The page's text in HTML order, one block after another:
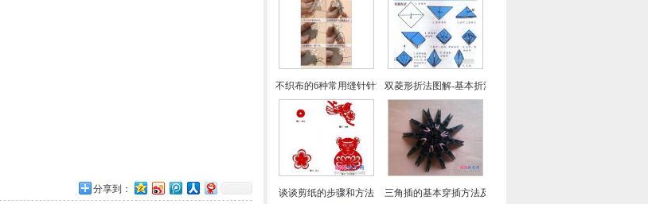
分享到：
不织布的6种常用缝针针法介绍双菱形折法图解-基本折法五
谈谈剪纸的步骤和方法 三角插的基本穿插方法及如何加角--三角插基础教程